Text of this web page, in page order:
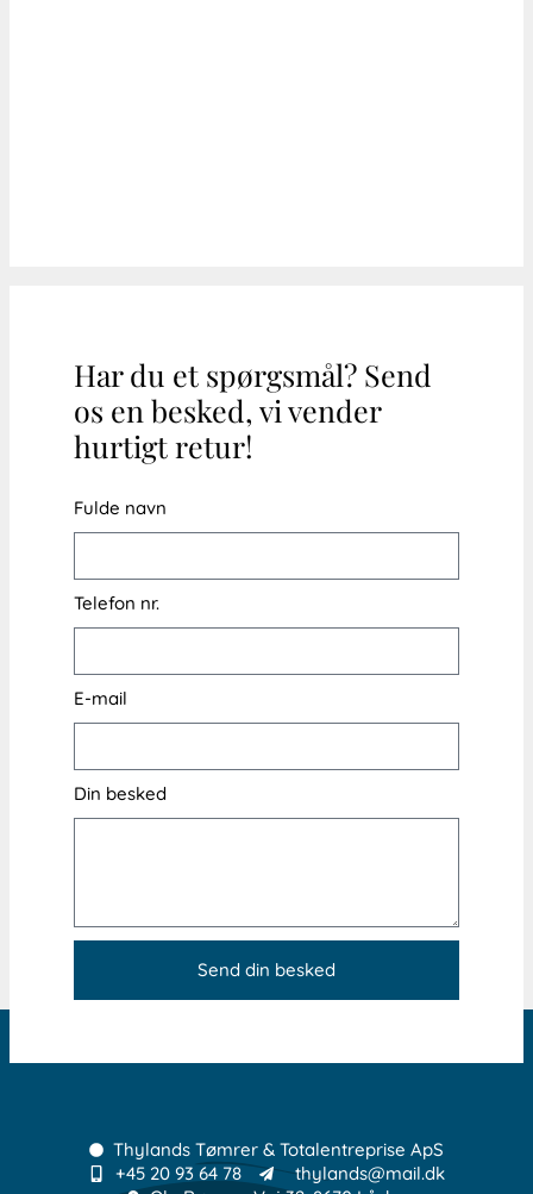
Har du et spørgsmål? Send
os en besked, vi vender
hurtigt retur!
Fulde navn
Telefon nr.
E-mail
Din besked
Send din besked
Thylands Tømrer & Totalentreprise ApS
+45 20 93 64 78
thylands@mail.dk